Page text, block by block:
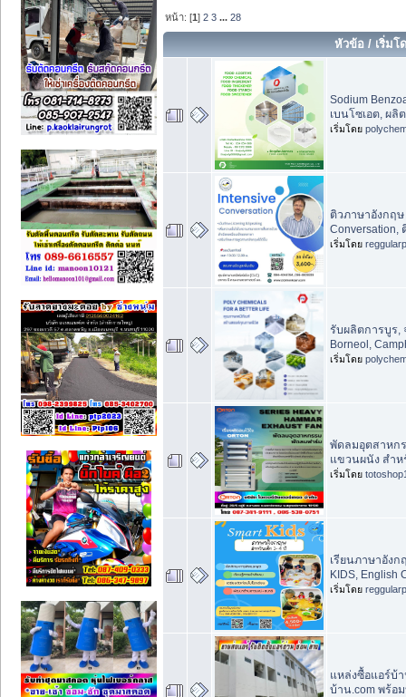
หน้า: [1]2 3 ...28
หัวข้อ / เริ่มโ
Sodium
เบนโซเอต, ผลิ
เริ่มโดย
ติวภาษาอังกฤ
Conversation,
เริ่มโดย
รับผลิตการบูร,
Borneol,
เริ่มโดย
พัดลมอุตสาหก
แขวนผนัง สำห
เริ่มโดย
เรียนภาษาอัง
KIDS, English
เริ่มโดย
แหล่งซื้อแอร์บ้
บ้าน.com พร้อ